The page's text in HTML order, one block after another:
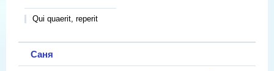
Qui quaerit, reperit
Саня